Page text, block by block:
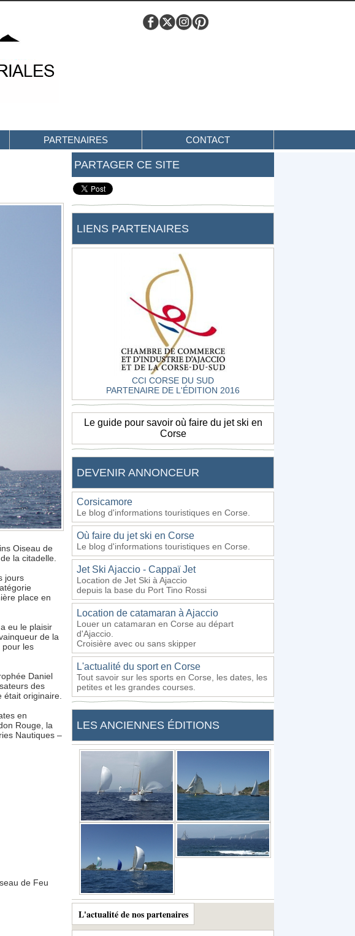
PARTENAIRES CONTACT
Oiseau de
la citadelle.
jours
place en
eu le plaisir
de la
pour les
Daniel
des
était originaire.
en
Rouge, la
Nautiques –
de Feu
PARTAGER CE SITE
LIENS PARTENAIRES
CCI CORSE DU SUD
PARTENAIRE DE L'ÉDITION 2016
Le guide pour savoir où faire du jet ski en
Corse
DEVENIR ANNONCEUR
Corsicamore
Le blog d'informations touristiques en Corse.
Où faire du jet ski en Corse
Le blog d'informations touristiques en Corse.
Jet Ski Ajaccio - Cappaï Jet
Location de Jet Ski à Ajaccio
depuis la base du Port Tino Rossi
Location de catamaran à Ajaccio
Louer un catamaran en Corse au départ
d'Ajaccio.
Croisière avec ou sans skipper
L'actualité du sport en Corse
Tout savoir sur les sports en Corse, les dates, les
petites et les grandes courses.
LES ANCIENNES ÉDITIONS
L'actualité de nos partenaires